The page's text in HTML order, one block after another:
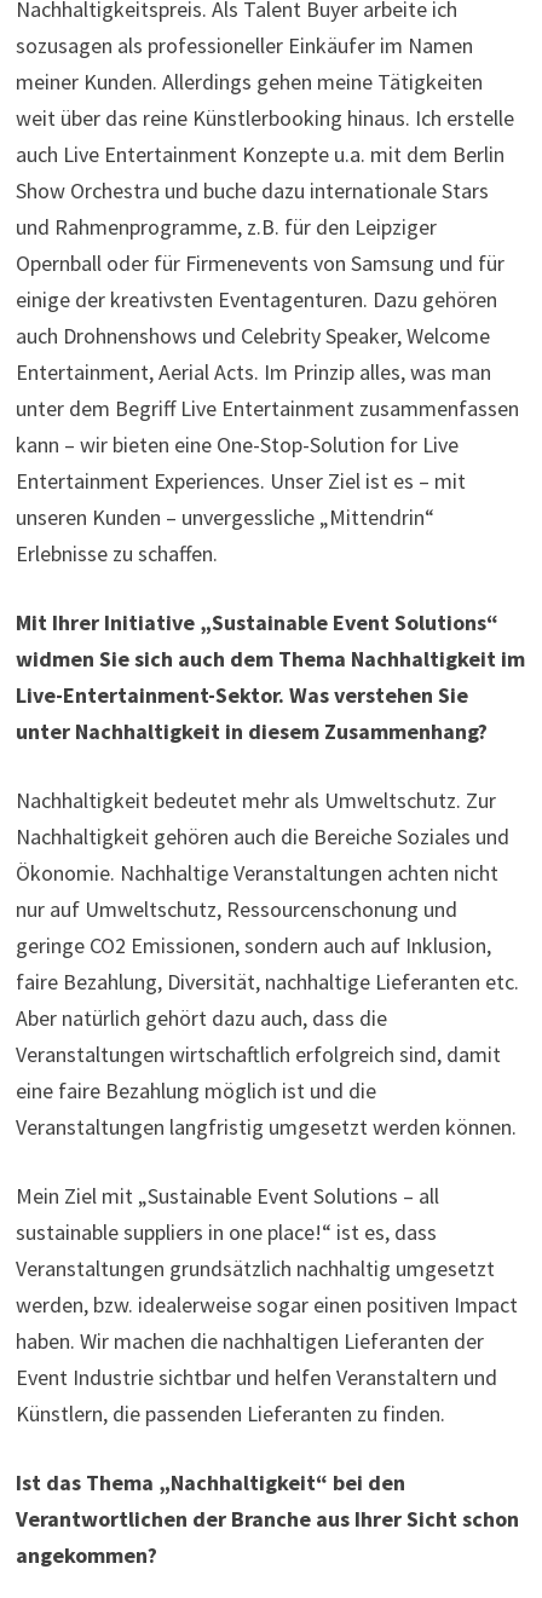
Nachhaltigkeitspreis. Als Talent Buyer arbeite ich
sozusagen als professioneller Einkäufer im Namen
meiner Kunden. Allerdings gehen meine Tätigkeiten
weit über das reine Künstlerbooking hinaus. Ich erstelle
auch Live Entertainment Konzepte u.a. mit dem Berlin
Show Orchestra und buche dazu internationale Stars
und Rahmenprogramme, z.B. für den Leipziger
Opernball oder für Firmenevents von Samsung und für
einige der kreativsten Eventagenturen. Dazu gehören
auch Drohnenshows und Celebrity Speaker, Welcome
Entertainment, Aerial Acts. Im Prinzip alles, was man
unter dem Begriff Live Entertainment zusammenfassen
kann – wir bieten eine One-Stop-Solution for Live
Entertainment Experiences. Unser Ziel ist es – mit
unseren Kunden – unvergessliche „Mittendrin“
Erlebnisse zu schaffen.
Mit Ihrer Initiative „Sustainable Event Solutions“
widmen Sie sich auch dem Thema Nachhaltigkeit im
Live-Entertainment-Sektor. Was verstehen Sie
unter Nachhaltigkeit in diesem Zusammenhang?
Nachhaltigkeit bedeutet mehr als Umweltschutz. Zur
Nachhaltigkeit gehören auch die Bereiche Soziales und
Ökonomie. Nachhaltige Veranstaltungen achten nicht
nur auf Umweltschutz, Ressourcenschonung und
geringe CO2 Emissionen, sondern auch auf Inklusion,
faire Bezahlung, Diversität, nachhaltige Lieferanten etc.
Aber natürlich gehört dazu auch, dass die
Veranstaltungen wirtschaftlich erfolgreich sind, damit
eine faire Bezahlung möglich ist und die
Veranstaltungen langfristig umgesetzt werden können.
Mein Ziel mit „Sustainable Event Solutions – all
sustainable suppliers in one place!“ ist es, dass
Veranstaltungen grundsätzlich nachhaltig umgesetzt
werden, bzw. idealerweise sogar einen positiven Impact
haben. Wir machen die nachhaltigen Lieferanten der
Event Industrie sichtbar und helfen Veranstaltern und
Künstlern, die passenden Lieferanten zu finden.
Ist das Thema „Nachhaltigkeit“ bei den
Verantwortlichen der Branche aus Ihrer Sicht schon
angekommen?